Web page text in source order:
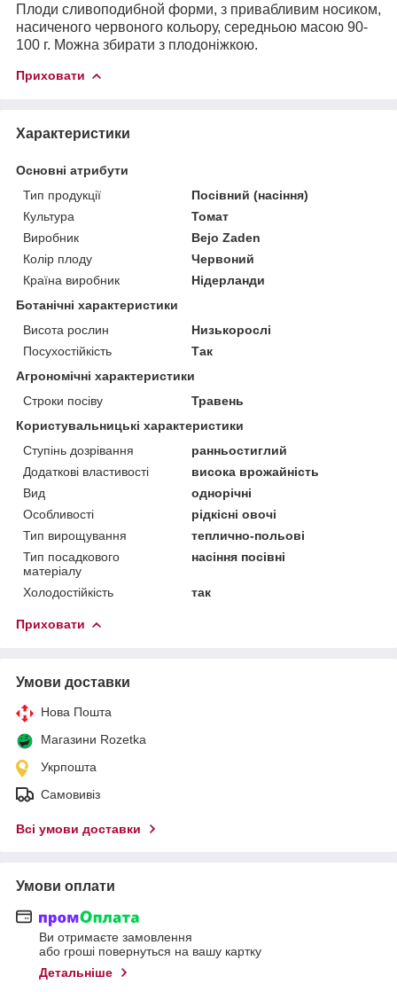
Плоди сливоподибной форми, з привабливим носиком,
насиченого червоного кольору, середньою масою 90-
100 г. Можна збирати з плодоніжкою.
Приховати
Характеристики
Основні атрибути
Тип продукції
Посівний (насіння)
Культура
Томат
Виробник
Bejo Zaden
Колір плоду
Червоний
Країна виробник
Нідерланди
Ботанічні характеристики
Висота рослин
Низькорослі
Посухостійкість
Так
Агрономічні характеристики
Строки посіву
Травень
Користувальницькі характеристики
Ступінь дозрівання
ранньостиглий
Додаткові властивості
висока врожайність
Вид
однорічні
Особливості
рідкісні овочі
Тип вирощування
теплично-польові
Тип посадкового
матеріалу
насіння посівні
Холодостійкість так
Приховати
Умови доставки
Нова Пошта
Магазини Rozetka
Укрпошта
Самовивіз
Всі умови доставки
Умови оплати
Ви отримаєте замовлення
або гроші повернуться на вашу картку
Детальніше